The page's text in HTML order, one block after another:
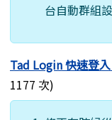
台自動群組
Tad Login 快速登
1177 次)